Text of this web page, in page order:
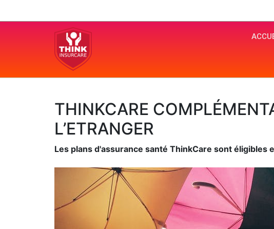
THINKCARE
L’ETRANGER
Les plans d'assurance santé ThinkCare sont éligibles